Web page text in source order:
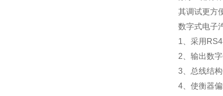
其调试更方
数字式电子
1 、采用
2 、输出数
3 、总线结
4 、使衡器